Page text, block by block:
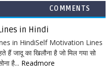
COMMENTS
in Hindi
in HindiSelf Motivation Lines
हैं जादू का खिलौना है जो मिल गया सो
है... Readmore